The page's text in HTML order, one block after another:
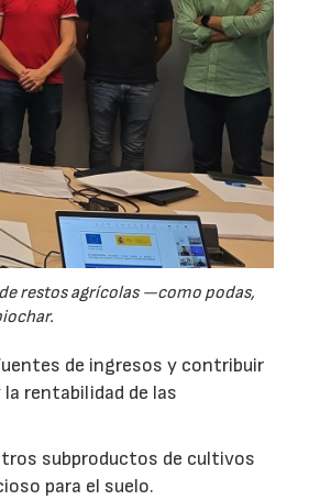
restos agrícolas —como podas,
de ingresos y contribuir
rentabilidad de las
subproductos de cultivos
para el suelo.